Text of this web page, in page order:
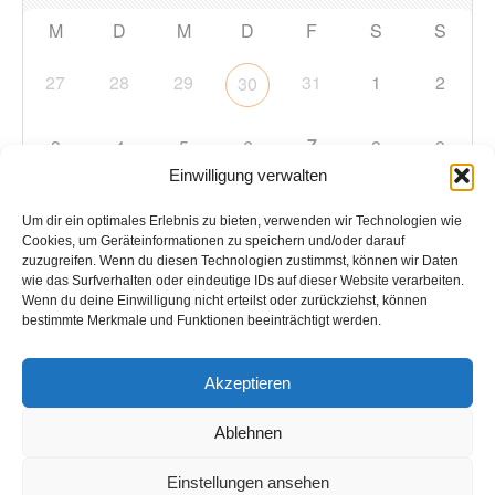
Einwilligung verwalten
Um dir ein optimales Erlebnis zu bieten, verwenden wir Technologien wie
Cookies, um Geräteinformationen zu speichern und/oder darauf
zuzugreifen. Wenn du diesen Technologien zustimmst, können wir Daten
wie das Surfverhalten oder eindeutige IDs auf dieser Website verarbeiten.
Wenn du deine Einwilligung nicht erteilst oder zurückziehst, können
bestimmte Merkmale und Funktionen beeinträchtigt werden.
Akzeptieren
Ablehnen
Einstellungen ansehen
M D M D F S S
27 28 29 30 31 1 2
3 4 5 6 7 8 9
10 11 12 13 14 15
17 18 19 20 21 22 23
31 1 2 3 4 5 6